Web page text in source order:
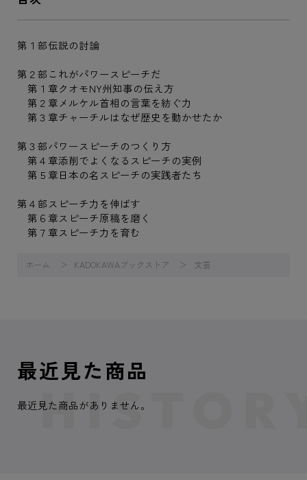
第１部伝説の討論
第２部これがパワースピーチだ
第１章クオモNY州知事の伝え方
第２章メルケル首相の言葉を紡ぐ力
第３章チャーチルはなぜ歴史を動かせたか
第３部パワースピーチのつくり方
第４章添削でよくなるスピーチの実例
第５章日本の名スピーチの実践者たち
第４部スピーチ力を伸ばす
第６章スピーチ原稿を磨く
第７章スピーチ力を育む
ホーム KADOKAWAブックストア 文芸
最近見た商品
最近見た商品がありません。